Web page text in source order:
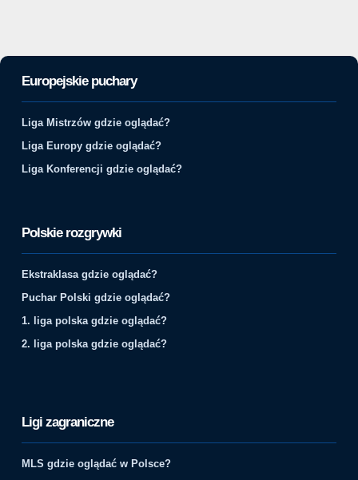
Europejskie puchary
Liga Mistrzów gdzie oglądać?
Liga Europy gdzie oglądać?
Liga Konferencji gdzie oglądać?
Polskie rozgrywki
Ekstraklasa gdzie oglądać?
Puchar Polski gdzie oglądać?
1. liga polska gdzie oglądać?
2. liga polska gdzie oglądać?
Ligi zagraniczne
MLS gdzie oglądać w Polsce?